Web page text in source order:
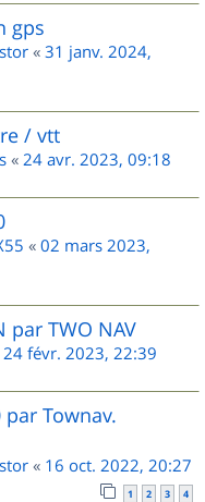
gps
« 31 janv. 2024,
/ vtt
« 24 avr. 2023, 09:18
« 02 mars 2023,
par TWO NAV
24 févr. 2023, 22:39
Townav.
« 16 oct. 2022, 20:27
1 2 3 4